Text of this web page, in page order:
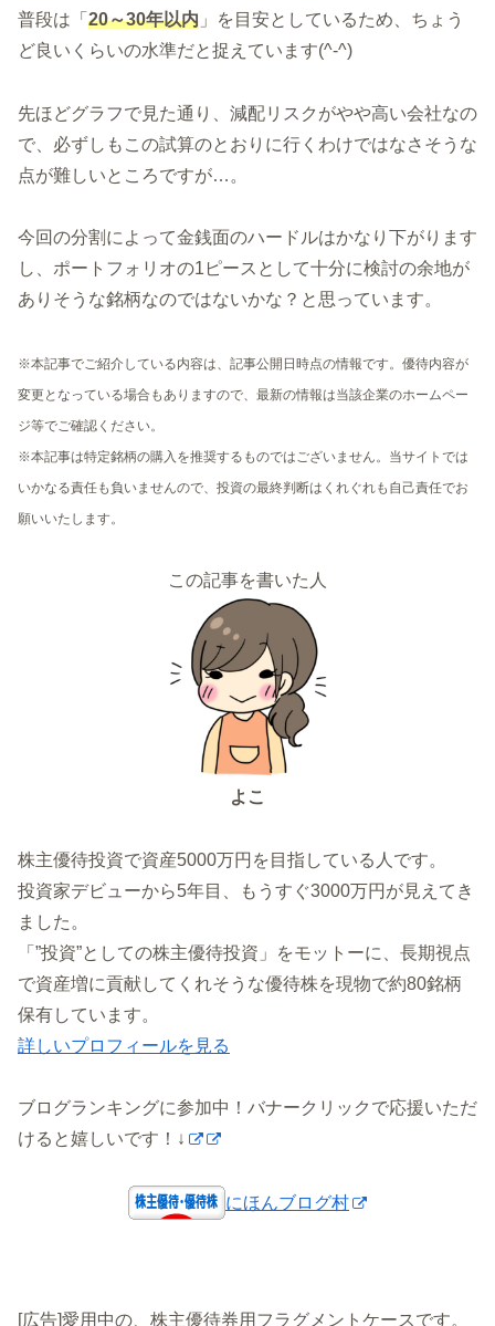
普段は「 20～30年以内 」を目安としているため、ちょう
ど良いくらいの水準だと捉えています(^-^)
先ほどグラフで見た通り、減配リスクがやや高い会社なの
で、必ずしもこの試算のとおりに行くわけではなさそうな
点が難しいところですが…。
今回の分割によって金銭面のハードルはかなり下がります
し、ポートフォリオの1ピースとして十分に検討の余地が
ありそうな銘柄なのではないかな？と思っています。
※本記事でご紹介している内容は、記事公開日時点の情報です。優待内容が
変更となっている場合もありますので、最新の情報は当該企業のホームペー
ジ等でご確認ください。
※本記事は特定銘柄の購入を推奨するものではございません。当サイトでは
いかなる責任も負いませんので、投資の最終判断はくれぐれも自己責任でお
願いいたします。
この記事を書いた人
よこ
株主優待投資で資産5000万円を目指している人です。
投資家デビューから5年目、もうすぐ3000万円が見えてき
ました。
「”投資”としての株主優待投資」をモットーに、長期視点
で資産増に貢献してくれそうな優待株を現物で約80銘柄
保有しています。
詳しいプロフィールを見る
ブログランキングに参加中！バナークリックで応援いただ
けると嬉しいです！↓
にほんブログ村
[広告]愛用中の、株主優待券用フラグメントケースです。